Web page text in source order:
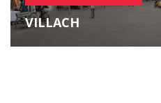
VILLACH